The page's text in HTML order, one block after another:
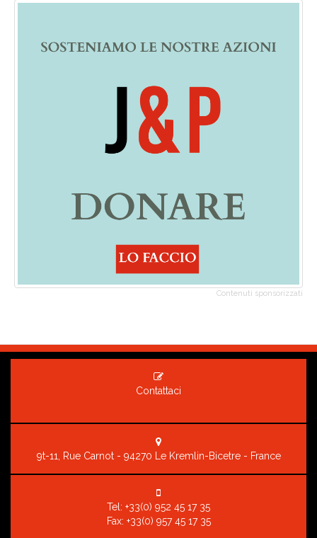
Contenuti sponsorizzati
Contattaci
9t-11, Rue Carnot - 94270 Le Kremlin-Bicetre - France
Tel: +33(0) 952 45 17 35
Fax: +33(0) 957 45 17 35